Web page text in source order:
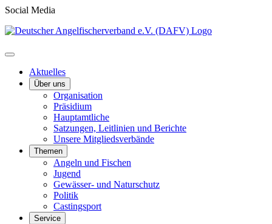
Social Media
Aktuelles
Über uns
Organisation
Präsidium
Hauptamtliche
Satzungen, Leitlinien und Berichte
Unsere Mitgliedsverbände
Themen
Angeln und Fischen
Jugend
Gewässer- und Naturschutz
Politik
Castingsport
Service